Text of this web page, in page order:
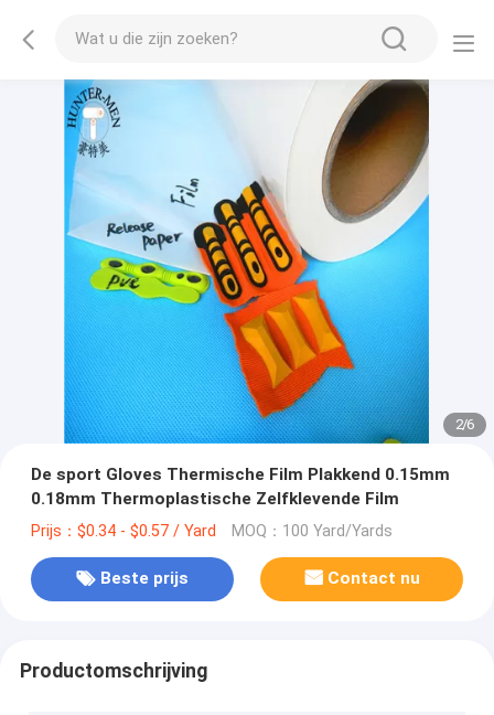
2/6
De sport Gloves Thermische Film Plakkend 0.15mm
0.18mm Thermoplastische Zelfklevende Film
Prijs：$0.34 - $0.57 / Yard MOQ：100 Yard/Yards
Beste prijs Contact nu
Productomschrijving